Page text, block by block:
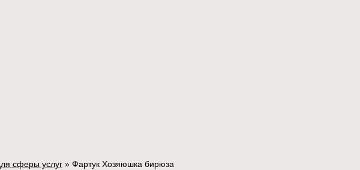
сферы услуг » Фартук Хозяюшка бирюза